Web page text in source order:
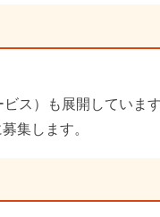
ス）も展開していま
集します。